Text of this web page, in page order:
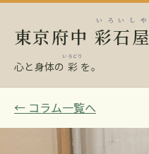
東京府中 彩石屋
いろいしや
心と身体の 彩
いろどり
を。
← コラム一覧へ